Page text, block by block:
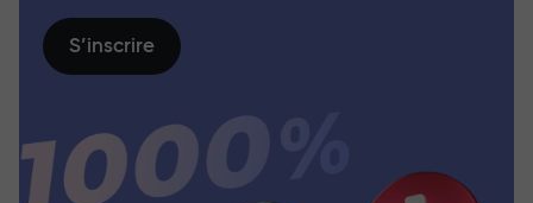
S’inscrire